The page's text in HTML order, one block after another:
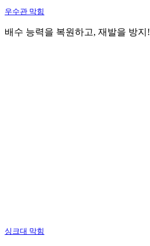
우수관 막힘
배수 능력을 복원하고, 재발을 방지!
싱크대 막힘